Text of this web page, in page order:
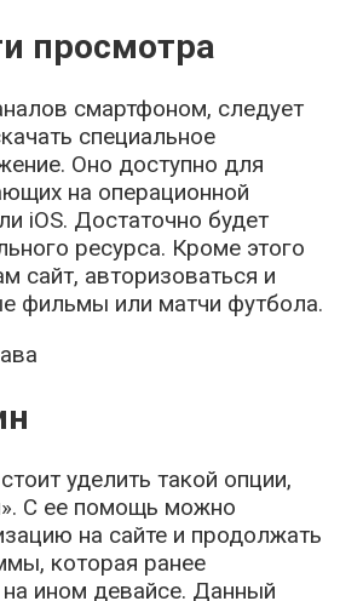
просмотра
смартфоном, следует
специальное
Оно доступно для
на операционной
iOS. Достаточно будет
ресурса. Кроме этого
сайт, авторизоваться и
фильмы или матчи футбола.
уделить такой опции,
С ее помощь можно
на сайте и продолжать
которая ранее
ином девайсе. Данный